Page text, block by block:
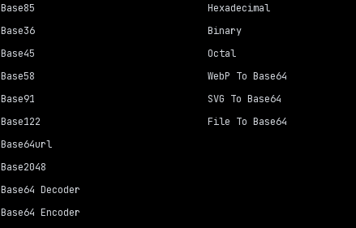
Base85
Base36
Base45
Base58
Base91
Base122
Base64url
Base2048
Base64 Decoder
Base64 Encoder
Hexadecimal
Binary
Octal
WebP To Base64
SVG To Base64
File To Base64